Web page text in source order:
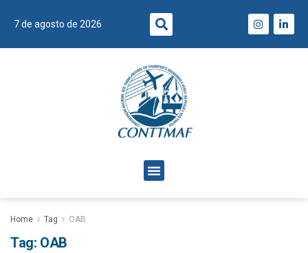
7 de agosto de 2026
Home Tag OAB
Tag: OAB